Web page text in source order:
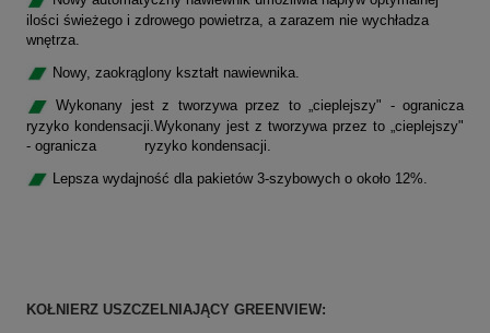
ilości świeżego i zdrowego powietrza, a zarazem nie wychładza
wnętrza.
Nowy, zaokrąglony kształt nawiewnika.
Wykonany jest z tworzywa przez to „cieplejszy" - ogranicza
ryzyko kondensacji.Wykonany jest z tworzywa przez to „cieplejszy"
- ogranicza ryzyko kondensacji.
Lepsza wydajność dla pakietów 3-szybowych o około 12%.
KOŁNIERZ USZCZELNIAJĄCY GREENVIEW: